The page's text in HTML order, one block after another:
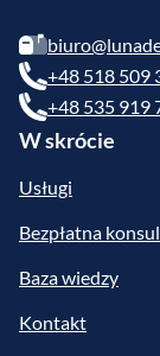
+48 518 509
+48 535 919
W skrócie
Usługi
Bezpłatna
Baza wiedzy
Kontakt